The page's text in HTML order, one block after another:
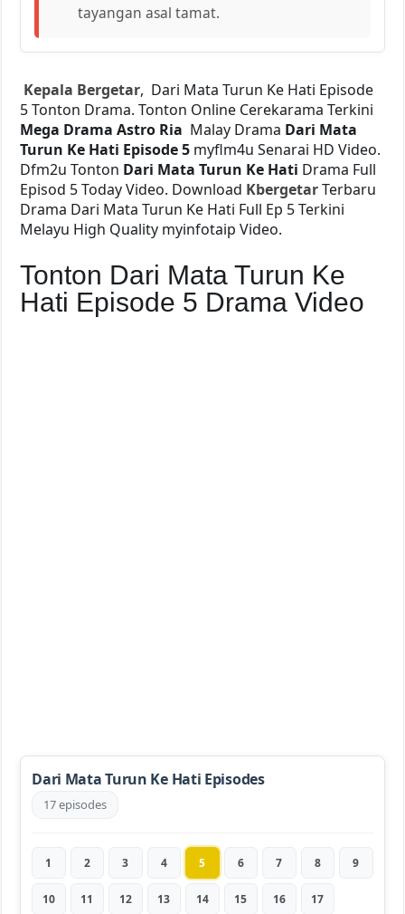
tayangan asal tamat.
Kepala Bergetar, Dari Mata Turun Ke Hati Episode
5 Tonton Drama. Tonton Online Cerekarama Terkini
Mega Drama Astro Ria Malay Drama Dari Mata
Turun Ke Hati Episode 5 myflm4u Senarai HD Video.
Dfm2u Tonton Dari Mata Turun Ke Hati Drama Full
Episod 5 Today Video. Download KbergetarTerbaru
Drama Dari Mata Turun Ke Hati Full Ep 5 Terkini
Melayu High Quality myinfotaip Video.
Tonton Dari Mata Turun Ke
Hati Episode 5 Drama Video
Dari Mata Turun Ke Hati Episodes
17 episodes
1 2 3 4 5 6 7 8 9
10 11 12 13 14 15 16 17